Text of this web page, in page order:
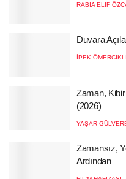
RABIA ELIF
Duvara
İPEK ÖMERCIKLI
Zaman,
(2026)
YAŞAR
Zamansız,
Ardından